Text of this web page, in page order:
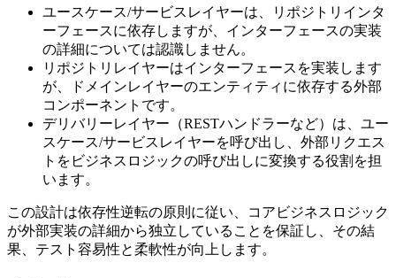
ユースケース/サービスレイヤーは、リポジトリインタ
ーフェースに依存しますが、インターフェースの実装
の詳細については認識しません。
リポジトリレイヤーはインターフェースを実装します
が、ドメインレイヤーのエンティティに依存する外部
コンポーネントです。
デリバリーレイヤー（RESTハンドラーなど）は、ユー
スケース/サービスレイヤーを呼び出し、外部リクエス
トをビジネスロジックの呼び出しに変換する役割を担
います。
この設計は依存性逆転の原則に従い、コアビジネスロジック
が外部実装の詳細から独立していることを保証し、その結
果、テスト容易性と柔軟性が向上します。